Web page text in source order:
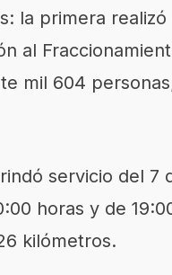
la primera
al
mil 604
servicio del
:00 horas y de 19
kilómetros.